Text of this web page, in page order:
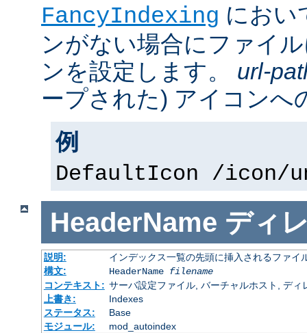
FancyIndexing におい
ンがない場合にファイ
ンを設定します。 url-
ープされた) アイコンへ
例
DefaultIcon /icon/
HeaderName ディ
説明:
インデックス一覧の先頭に挿入されるファイ
構文:
HeaderName filename
コンテキスト: サーバ設定ファイル, バーチャルホスト, ディ
上書き:
Indexes
ステータス:
Base
モジュール:
mod_autoindex